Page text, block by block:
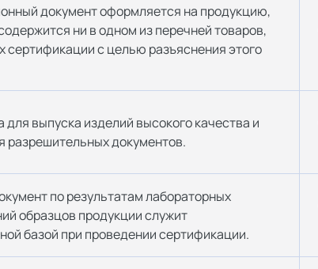
документ оформляется на продукцию,
ни в одном из перечней товаров,
сертификации с целью разъяснения этого
выпуска изделий высокого качества и
разрешительных документов.
по результатам лабораторных
образцов продукции служит
базой при проведении сертификации.